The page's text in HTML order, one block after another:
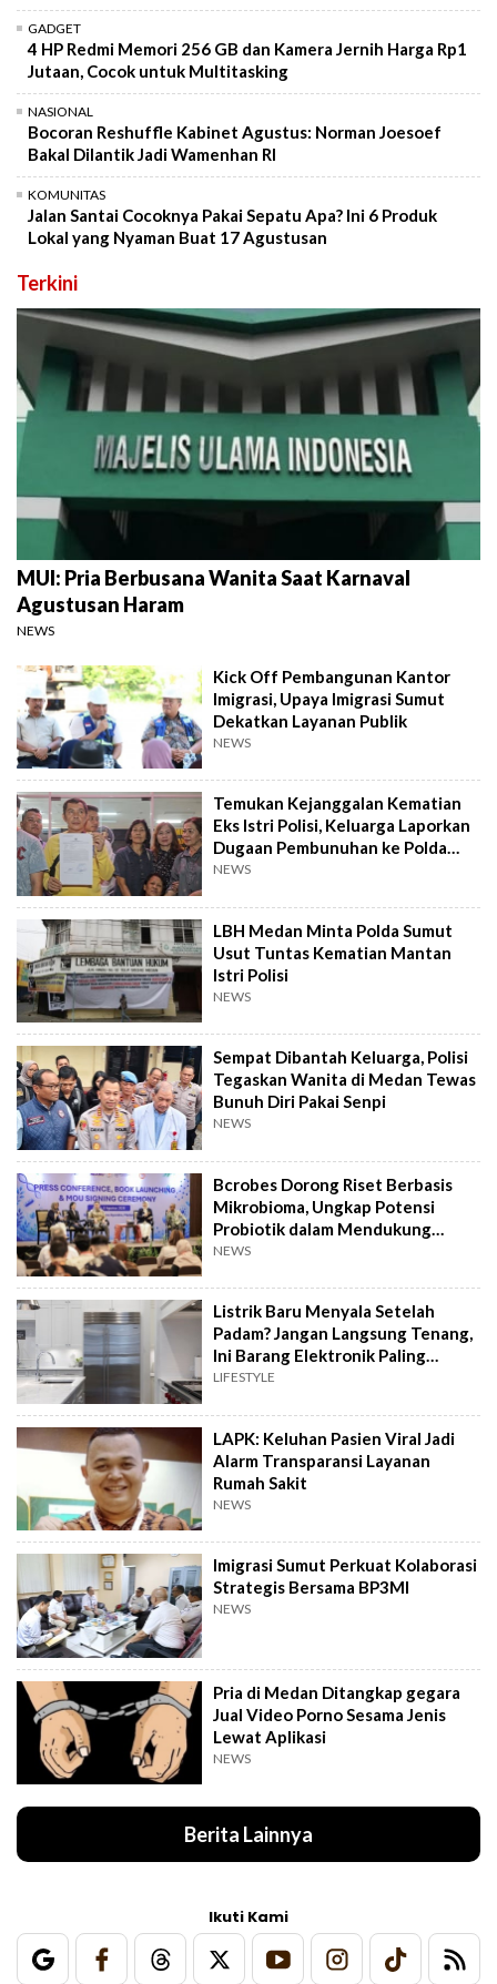
GADGET
4 HP Redmi Memori 256 GB dan Kamera Jernih Harga Rp1
Jutaan, Cocok untuk Multitasking
NASIONAL
Bocoran Reshuffle Kabinet Agustus: Norman Joesoef
Bakal Dilantik Jadi Wamenhan RI
KOMUNITAS
Jalan Santai Cocoknya Pakai Sepatu Apa? Ini 6 Produk
Lokal yang Nyaman Buat 17 Agustusan
Terkini
MUI: Pria Berbusana Wanita Saat Karnaval
Agustusan Haram
NEWS
Kick Off Pembangunan Kantor
Imigrasi, Upaya Imigrasi Sumut
Dekatkan Layanan Publik
NEWS
Temukan Kejanggalan Kematian
Eks Istri Polisi, Keluarga Laporkan
Dugaan Pembunuhan ke Polda
Sumut
NEWS
LBH Medan Minta Polda Sumut
Usut Tuntas Kematian Mantan
Istri Polisi
NEWS
Sempat Dibantah Keluarga, Polisi
Tegaskan Wanita di Medan Tewas
Bunuh Diri Pakai Senpi
NEWS
Bcrobes Dorong Riset Berbasis
Mikrobioma, Ungkap Potensi
Probiotik dalam Mendukung
Terapi Jerawat
NEWS
Listrik Baru Menyala Setelah
Padam? Jangan Langsung Tenang,
Ini Barang Elektronik Paling
Rawan Rusak
LIFESTYLE
LAPK: Keluhan Pasien Viral Jadi
Alarm Transparansi Layanan
Rumah Sakit
NEWS
Imigrasi Sumut Perkuat Kolaborasi
Strategis Bersama BP3MI
NEWS
Pria di Medan Ditangkap gegara
Jual Video Porno Sesama Jenis
Lewat Aplikasi
NEWS
Berita Lainnya
Ikuti Kami